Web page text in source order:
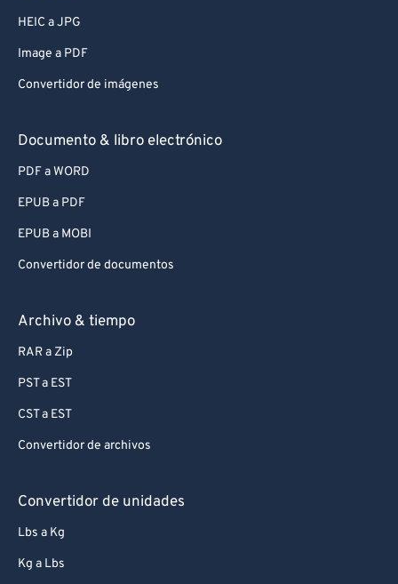
HEIC a JPG
Image a PDF
Convertidor de imágenes
Documento & libro electrónico
PDF a WORD
EPUB a PDF
EPUB a MOBI
Convertidor de documentos
Archivo & tiempo
RAR a Zip
PST a EST
CST a EST
Convertidor de archivos
Convertidor de unidades
Lbs a Kg
Kg a Lbs